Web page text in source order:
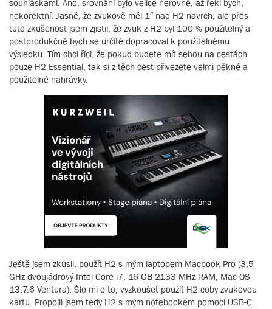
souhláskami. Ano, srovnání bylo velice nerovné, až řekl bych,
nekorektní. Jasně, že zvukově měl 1″ nad H2 navrch, ale přes
tuto zkušenost jsem zjistil, že zvuk z H2 byl 100 % použitelný a
postprodukčně bych se určitě dopracoval k použitelnému
výsledku. Tím chci říci, že pokud budete mít sebou na cestách
pouze H2 Essential, tak si z těch cest přivezete velmi pěkné a
použitelné nahrávky.
Ještě jsem zkusil, použít H2 s mým laptopem Macbook Pro (3,5
GHz dvoujádrový Intel Core i7, 16 GB 2133 MHz RAM, Mac OS
13.7.6 Ventura). Šlo mi o to, vyzkoušet použít H2 coby zvukovou
kartu. Propojil jsem tedy H2 s mým notebookem pomocí USB-C